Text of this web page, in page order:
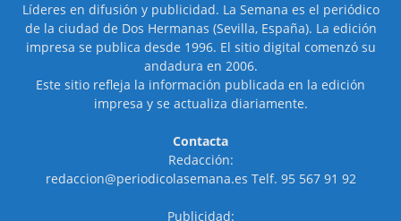
Líderes en difusión y publicidad. La Semana es el periódico
de la ciudad de Dos Hermanas (Sevilla, España). La edición
impresa se publica desde 1996. El sitio digital comenzó su
andadura en 2006.
Este sitio refleja la información publicada en la edición
impresa y se actualiza diariamente.
Contacta
Redacción:
redaccion@periodicolasemana.es Telf. 95 567 91 92
Publicidad: